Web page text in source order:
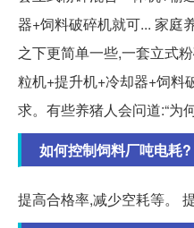
器+饲料破碎机就可... 家庭
之下更简单一些,一套立式
粒机+提升机+冷却器+饲料
求。有些养猪人会问道:“为何
如何控制饲料厂吨电耗?
提高合格率,减少空耗等。